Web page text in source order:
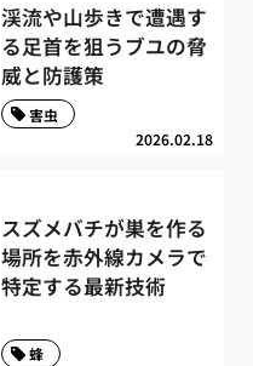
渓流や山歩きで遭遇す
る足首を狙うブユの脅
威と防護策
2026.02.18
害虫
スズメバチが巣を作る
場所を赤外線カメラで
特定する最新技術
蜂